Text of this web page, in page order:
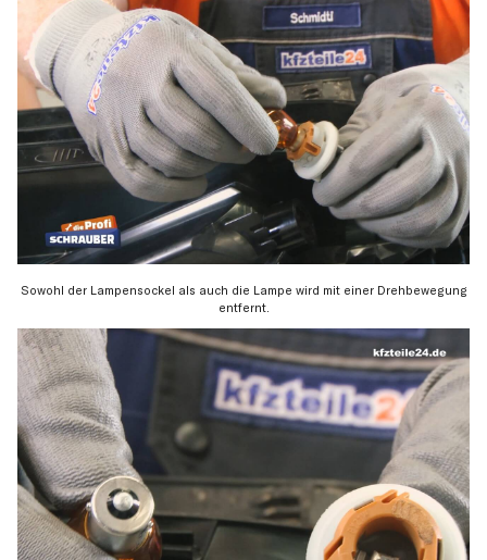
Sowohl der Lampensockel als auch die Lampe wird mit einer Drehbewegung
entfernt.